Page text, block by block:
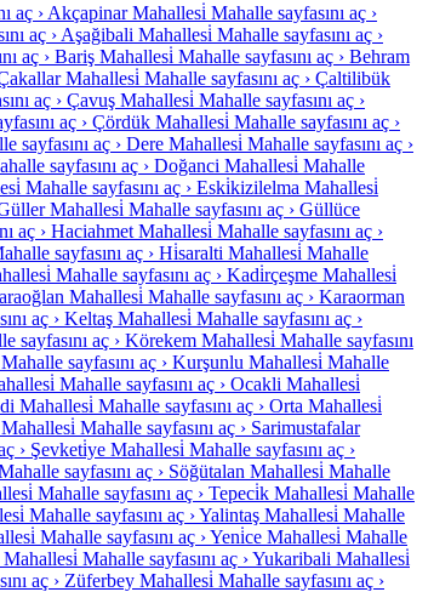
aç › Akçapinar Mahallesi̇ Mahalle sayfasını aç ›
aç › Aşağibali Mahallesi̇ Mahalle sayfasını aç ›
aç › Bariş Mahallesi̇ Mahalle sayfasını aç › Behram
Mahallesi̇ Mahalle sayfasını aç › Çaltilibük
aç › Çavuş Mahallesi̇ Mahalle sayfasını aç ›
aç › Çördük Mahallesi̇ Mahalle sayfasını aç ›
sayfasını aç › Dere Mahallesi̇ Mahalle sayfasını aç ›
sayfasını aç › Doğanci Mahallesi̇ Mahalle
Mahalle sayfasını aç › Eski̇kizilelma Mahallesi̇
Mahallesi̇ Mahalle sayfasını aç › Güllüce
aç › Haciahmet Mahallesi̇ Mahalle sayfasını aç ›
sayfasını aç › Hi̇saralti Mahallesi̇ Mahalle
Mahalle sayfasını aç › Kadi̇rçeşme Mahallesi̇
Mahallesi̇ Mahalle sayfasını aç › Karaorman
aç › Keltaş Mahallesi̇ Mahalle sayfasını aç ›
sayfasını aç › Körekem Mahallesi̇ Mahalle sayfasını
Mahalle sayfasını aç › Kurşunlu Mahallesi̇ Mahalle
Mahalle sayfasını aç › Ocakli Mahallesi̇
Mahallesi̇ Mahalle sayfasını aç › Orta Mahallesi̇
Mahalle sayfasını aç › Sarimustafalar
› Şevketi̇ye Mahallesi̇ Mahalle sayfasını aç ›
sayfasını aç › Söğütalan Mahallesi̇ Mahalle
Mahalle sayfasını aç › Tepeci̇k Mahallesi̇ Mahalle
Mahalle sayfasını aç ›Yalintaş Mahallesi̇ Mahalle
Mahalle sayfasını aç ›Yeni̇ce Mahallesi̇ Mahalle
Mahallesi̇ Mahalle sayfasını aç ›Yukaribali Mahallesi̇
aç › Züferbey Mahallesi̇ Mahalle sayfasını aç ›